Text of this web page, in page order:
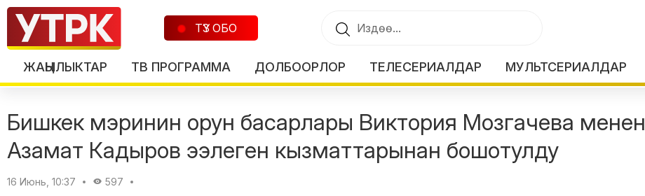
ТҮЗ ОБО
ЖАҢЫЛЫКТАР ТВ ПРОГРАММА ДОЛБООРЛОР ТЕЛЕСЕРИАЛДАР МУЛЬТСЕРИАЛДАР
Бишкек мэринин орун басарлары Виктория Мозгачева менен
Азамат Кадыров ээлеген кызматтарынан бошотулду
16 Июнь, 10:37 597